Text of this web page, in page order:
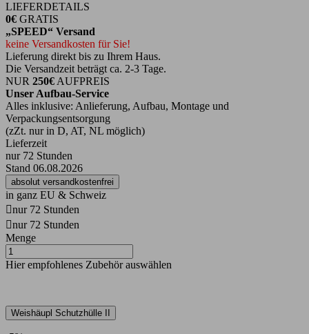
LIEFERDETAILS
0€ GRATIS
„SPEED“ Versand
keine Versandkosten für Sie!
Lieferung direkt bis zu Ihrem Haus.
Die Versandzeit beträgt ca. 2-3 Tage.
NUR 250€ AUFPREIS
Unser Aufbau-Service
Alles inklusive: Anlieferung, Aufbau, Montage und
Verpackungsentsorgung
(zZt. nur in D, AT, NL möglich)
Lieferzeit
nur 72 Stunden
Stand 06.08.2026
absolut versandkostenfrei
in ganz EU & Schweiz
nur 72 Stunden
nur 72 Stunden
Menge
Hier empfohlenes Zubehör auswählen
Weishäupl Schutzhülle II